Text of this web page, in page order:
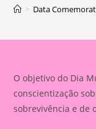
> Data
O objetivo do Dia
conscientização
sobrevivência e de